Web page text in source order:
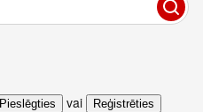
Pieslēgties vai Reģistrēties